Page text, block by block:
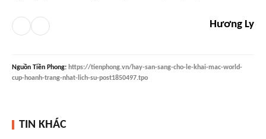
Hương Ly
Nguồn Tiền Phong: https://tienphong.vn/hay-san-sang-cho-le-khai-mac-world-
cup-hoanh-trang-nhat-lich-su-post1850497.tpo
TIN KHÁC